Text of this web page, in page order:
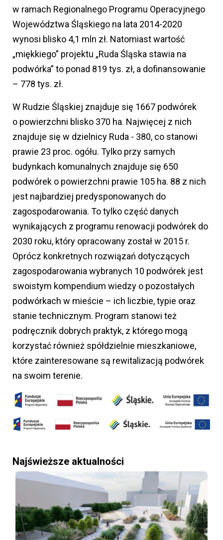
w ramach Regionalnego Programu Operacyjnego
Województwa Śląskiego na lata 2014-2020
wynosi blisko 4,1 mln zł. Natomiast wartość
„miękkiego” projektu „Ruda Śląska stawia na
podwórka” to ponad 819 tys. zł, a dofinansowanie
– 778 tys. zł.
W Rudzie Śląskiej znajduje się 1667 podwórek
o powierzchni blisko 370 ha. Najwięcej z nich
znajduje się w dzielnicy Ruda - 380, co stanowi
prawie 23 proc. ogółu. Tylko przy samych
budynkach komunalnych znajduje się 650
podwórek o powierzchni prawie 105 ha. 88 z nich
jest najbardziej predysponowanych do
zagospodarowania. To tylko część danych
wynikających z programu renowacji podwórek do
2030 roku, który opracowany został w 2015 r.
Oprócz konkretnych rozwiązań dotyczących
zagospodarowania wybranych 10 podwórek jest
swoistym kompendium wiedzy o pozostałych
podwórkach w mieście – ich liczbie, typie oraz
stanie technicznym. Program stanowi też
podręcznik dobrych praktyk, z którego mogą
korzystać również spółdzielnie mieszkaniowe,
które zainteresowane są rewitalizacją podwórek
na swoim terenie.
Najświeższe aktualności